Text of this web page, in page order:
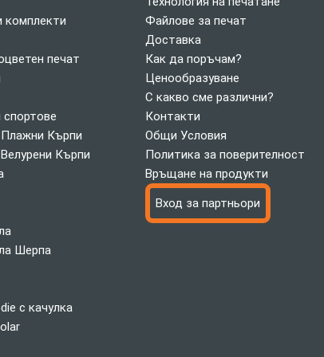
комплекти
печат
Кърпи
Кърпи
Шерпа
с качулка
Файлове за печат
Доставка
Как да поръчам?
Ценообразуване
С какво сме различни?
Контакти
Общи Условия
Политика за поверителност
Връщане на продукти
Вход за партньори